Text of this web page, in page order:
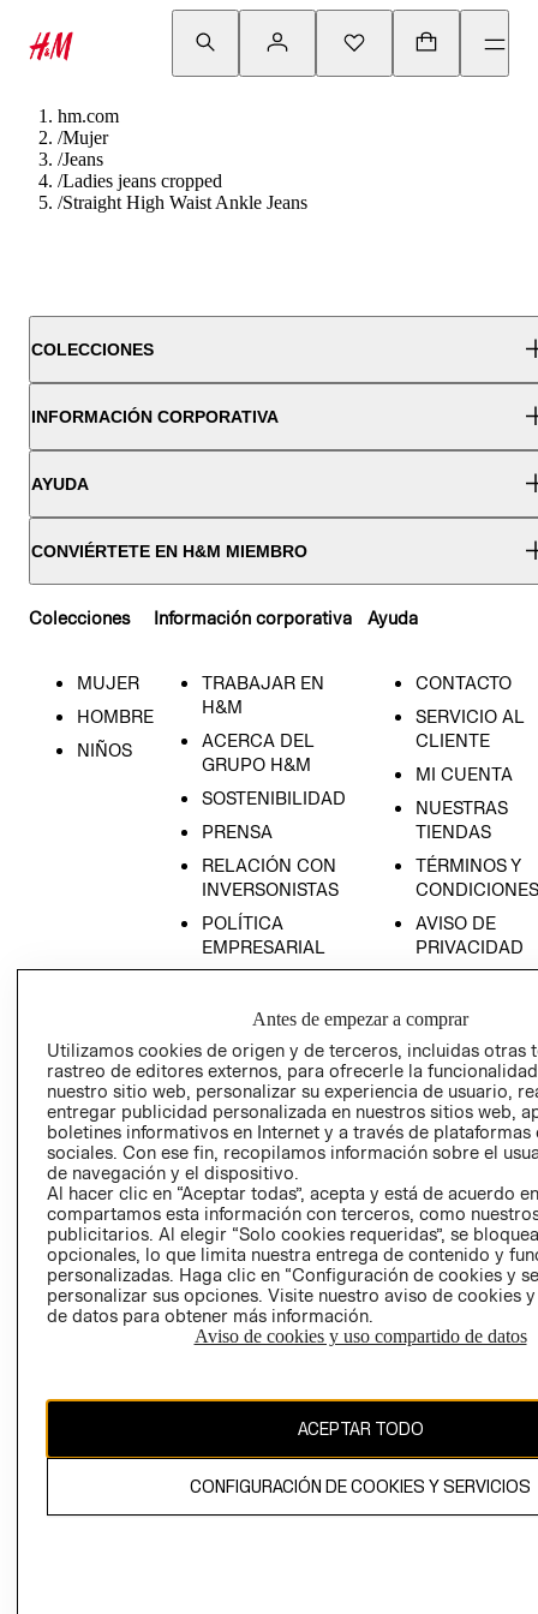
hm.com
/Mujer
/Jeans
/Ladies jeans cropped
/Straight High Waist Ankle Jeans
COLECCIONES
INFORMACIÓN CORPORATIVA
AYUDA
CONVIÉRTETE EN H&M MIEMBRO
Colecciones
MUJER
HOMBRE
NIÑOS
Información corporativa
TRABAJAR EN
H&M
ACERCA DEL
GRUPO H&M
SOSTENIBILIDAD
PRENSA
RELACIÓN CON
INVERSONISTAS
POLÍTICA
EMPRESARIAL
Ayuda
CONTACTO
SERVICIO AL
CLIENTE
MI CUENTA
NUESTRAS
TIENDAS
TÉRMINOS Y
CONDICIONES
AVISO DE
PRIVACIDAD
AVISO DE
LIBRO DE
Ecuador ($)
CAMBIAR REGIÓN
propiedad de H&M Hennes & Mauritz AB.
Antes de empezar a comprar
Utilizamos cookies de origen y de terceros, incluidas otras
rastreo de editores externos, para ofrecerle la
nuestro sitio web, personalizar su experiencia de usuario,
entregar publicidad personalizada en nuestros sitios web,
boletines informativos en Internet y a través de plataformas
sociales. Con ese fin, recopilamos información sobre el
de navegación y el dispositivo.
Al hacer clic en “Aceptar todas”, acepta y está de acuerdo
compartamos esta información con terceros, como
publicitarios. Al elegir “Solo cookies requeridas”, se
opcionales, lo que limita nuestra entrega de contenido y
personalizadas. Haga clic en “Configuración de cookies y
personalizar sus opciones. Visite nuestro aviso de cookies
de datos para obtener más información.
Aviso de cookies y uso compartido de datos
ACEPTAR TODO
CONFIGURACIÓN DE COOKIES Y SERVICIOS